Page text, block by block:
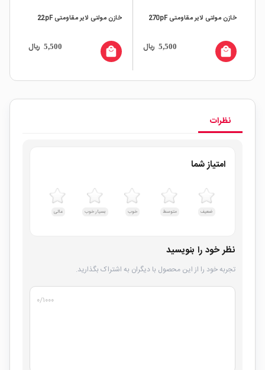
خازن مولتی لایر مقاومتی 270pF
5,500 ریال local_mall
خازن مولتی لایر مقاومتی 22pF
5,500 ریال local_mall
نظرات
امتیاز شما
ضعیف متوسط خوب بسیار خوب عالی
نظر خود را بنویسید
تجربه خود را از این محصول با دیگران به اشتراک بگذارید.
۰/۱۰۰۰